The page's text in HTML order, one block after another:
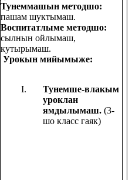
Тунеммашын методшо:
пашам шуктымаш.
Воспитатлыме методшо:
сылнын ойлымаш,
кутырымаш.
Урокын мийымыже:
Тунемше-влакым
уроклан
ямдылымаш. (3-
шо класс гаяк)